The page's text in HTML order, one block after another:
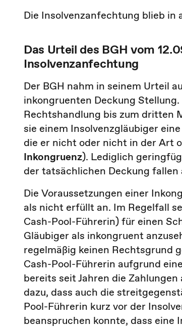
Die Insolvenzanfechtung blieb in
Das Urteil des BGH vom
Insolvenzanfechtung
Der BGH nahm in seinem Urteil
inkongruenten Deckung
Rechtshandlung bis zum dritten
sie einem Insolvenzgläubiger
die er nicht oder nicht in der Art
Inkongruenz). Lediglich
der tatsächlichen Deckung fallen
Die Voraussetzungen einer
als nicht erfüllt an. Im Regelfall
Cash-Pool-Führerin) für einen
Gläubiger als inkongruent
regelmäßig keinen Rechtsgrund
Cash-Pool-Führerin aufgrund
bereits seit Jahren die
dazu, dass auch die
Pool-Führerin kurz vor der
beanspruchen konnte, dass eine